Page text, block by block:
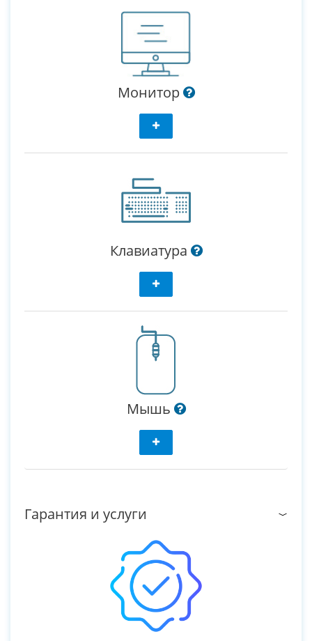
Монитор
Клавиатура
Мышь
Гарантия и услуги